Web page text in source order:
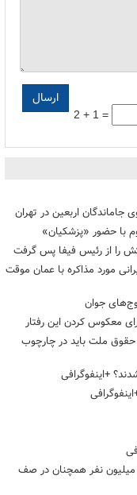
2 + 1 =
جاماندگان اربعین در تهران
را از رئیس فیفا پس گرفت
مورد مذاکره با عمان موقت
جوان
ملت باید در چارچوب
+اینفوگرافی
نیم میلیون نفر همچنان در صف